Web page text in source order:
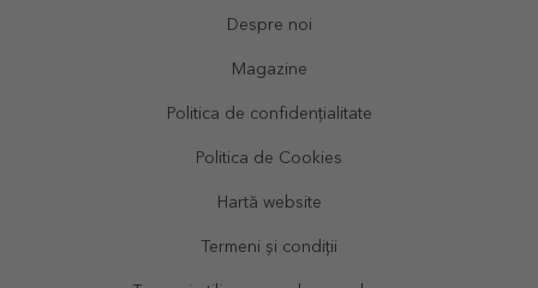
Despre noi
Magazine
Politica de confidențialitate
Politica de Cookies
Hartă website
Termeni și condiții